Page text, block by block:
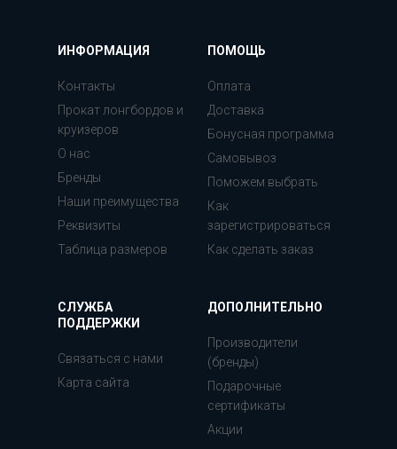
ИНФОРМАЦИЯ
Контакты
Прокат лонгбордов и
круизеров
О нас
Бренды
Наши преимущества
Реквизиты
Таблица размеров
ПОМОЩЬ
Оплата
Доставка
Бонусная программа
Самовывоз
Поможем выбрать
Как
зарегистрироваться
Как сделать заказ
СЛУЖБА
ПОДДЕРЖКИ
Связаться с нами
Карта сайта
ДОПОЛНИТЕЛЬНО
Производители
(бренды)
Подарочные
сертификаты
Акции